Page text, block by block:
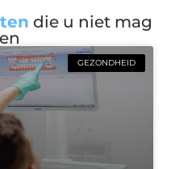
die u niet mag
GEZONDHEID